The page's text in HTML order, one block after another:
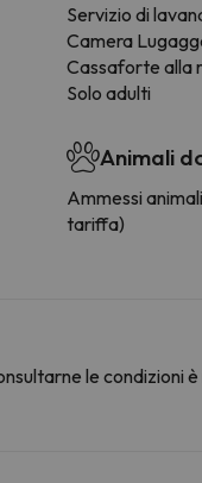
Servizio di
Camera
Cassaforte alla
Solo adulti
Animali
Ammessi
tariffa)
le condizioni